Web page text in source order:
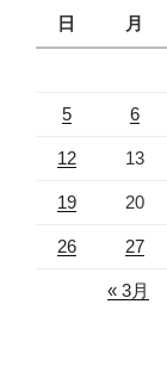
日
月
5 6
12 13
19 20
26 27
« 3月